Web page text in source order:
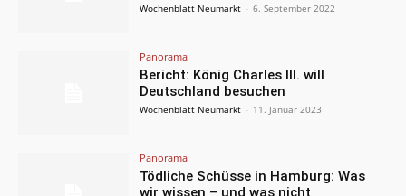
Wochenblatt Neumarkt - 6. September 2022
Panorama
Bericht: König Charles III. will
Deutschland besuchen
Wochenblatt Neumarkt - 11. Januar 2023
Panorama
Tödliche Schüsse in Hamburg: Was
wir wissen – und was nicht